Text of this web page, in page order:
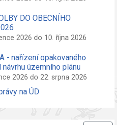
DO OBECNÍHO
2026 do 10. října 2026
- nařízení opakovaného
územního plánu
2026 do 22. srpna 2026
na ÚD